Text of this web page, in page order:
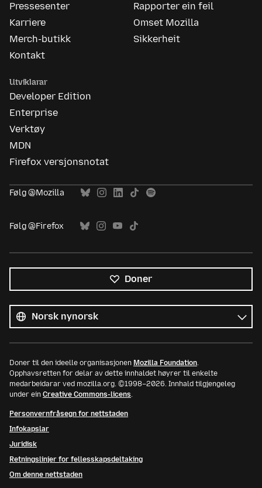
Pressesenter
Karriere
Merch-butikk
Kontakt
Rapporter ein feil
Omset Mozilla
Sikkerheit
Utviklarar
Developer Edition
Enterprise
Verktøy
MDN
Firefox versjonsnotat
Følg @Mozilla
Følg @Firefox
Doner
språk
Språk
Doner til den ideelle organisasjonen Mozilla Foundation.
Opphavsretten for delar av dette innhaldet høyrer til enkelte
medarbeidarar ved mozilla.org. ©1998–2026. Innhald tilgjengeleg
under ein Creative Commons-licens.
Personvernfråsegn for nettstaden
Infokapslar
Juridisk
Retningslinjer for fellesskapsdeltaking
Om denne nettstaden